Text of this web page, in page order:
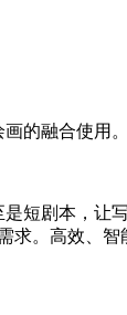
的融合使用。
短剧本，让
。高效、智